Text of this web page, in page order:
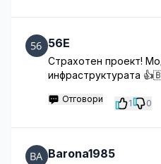
56E
Страхотен проект!
инфраструктурата
Отговори 1 0
Barona1985